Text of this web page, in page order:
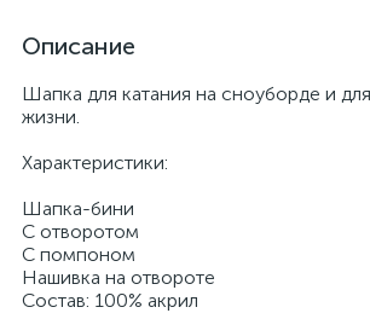
Описание
Шапка для катания на сноуборде и
жизни.
Характеристики:
Шапка-бини
С отворотом
С помпоном
Нашивка на отвороте
Состав: 100% акрил